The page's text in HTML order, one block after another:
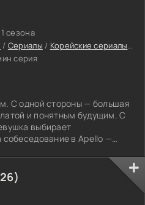
сезона
/ Сериалы / Корейские сериалы/
серия
С одной стороны — большая
и понятным будущим. С
выбирает
собеседование в Apello —
звездой сцены, кумиром
следит за его
помнит все интервью.